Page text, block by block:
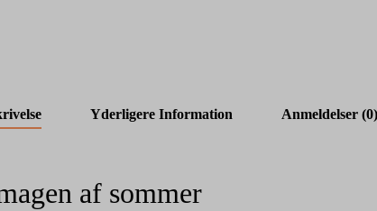
Yderligere Information Anmeldelser (0)
af sommer